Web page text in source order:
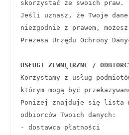
skorzystać ze swoich praw.
Jeśli uznasz, że Twoje
niezgodnie z prawem,
Prezesa Urzędu Ochrony
USŁUGI ZEWNĘTRZNE /
Korzystamy z usług
którym mogą być
Poniżej znajduje się lista
odbiorców Twoich danych:
- dostawca płatności